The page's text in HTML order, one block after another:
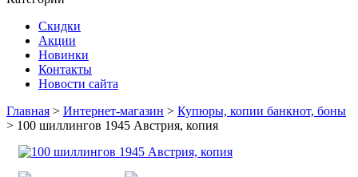
Скидки
Акции
Новинки
Контакты
Новости сайта
Главная > Интернет-магазин > Купюры, копии банкнот, боны
> 100 шиллингов 1945 Австрия, копия